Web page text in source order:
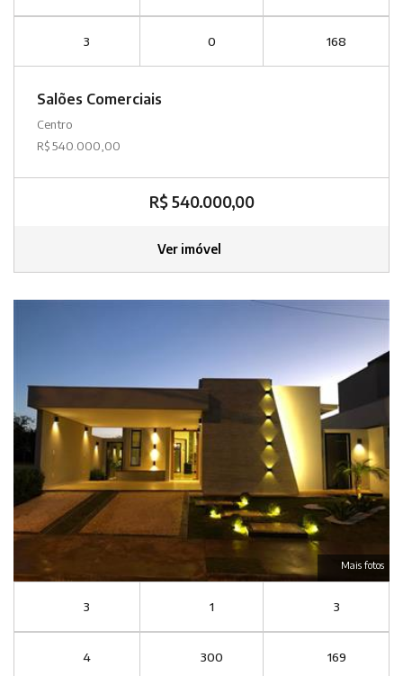
3 0 168
Salões Comerciais
Centro
R$ 540.000,00
R$ 540.000,00
Ver imóvel
Mais fotos
3 1 3
4 300 169